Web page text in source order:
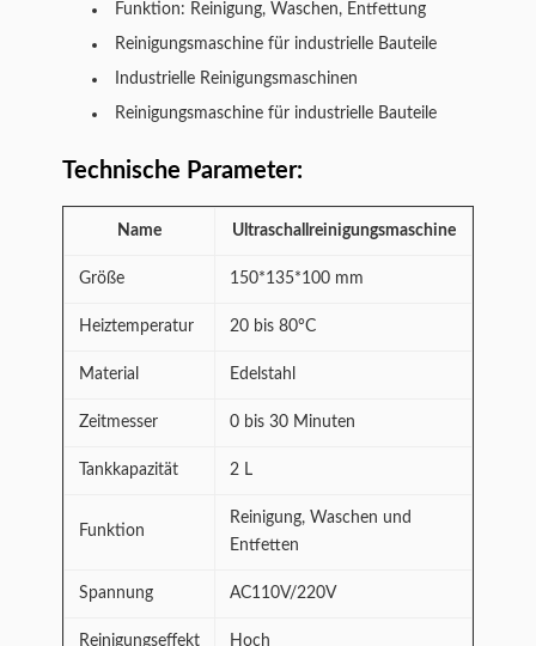
Funktion: Reinigung, Waschen, Entfettung
Reinigungsmaschine für industrielle Bauteile
Industrielle Reinigungsmaschinen
Reinigungsmaschine für industrielle Bauteile
Technische Parameter:
Name Ultraschallreinigungsmaschine
Größe 150*135*100 mm
Heiztemperatur 20 bis 80°C
Material Edelstahl
Zeitmesser 0 bis 30 Minuten
Tankkapazität 2 L
Funktion
Reinigung, Waschen und
Entfetten
Spannung AC110V/220V
Reinigungseffekt Hoch